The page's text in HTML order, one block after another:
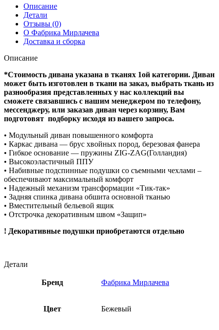
Описание
Детали
Отзывы (0)
О Фабрика Мирлачева
Доставка и сборка
Описание
*Стоимость дивана указана в тканях 1ой категории. Диван
может быть изготовлен в ткани на заказ, выбрать ткань из
разнообразия представленных у нас коллекций вы
сможете связавшись с нашим менеджером по телефону,
мессенджеру, или заказав диван через корзину, Вам
подготовят подборку исходя из вашего запроса.
• Модульный диван повышенного комфорта
• Каркас дивана — брус хвойных пород, березовая фанера
• Гибкое основание — пружины ZIG-ZAG(Голландия)
• Высокоэластичный ППУ
• Набивные подспинные подушки со съемными чехлами –
обеспечивают максимальный комфорт
• Надежный механизм трансформации «Тик-так»
• Задняя спинка дивана обшита основной тканью
• Вместительный бельевой ящик
• Отстрочка декоративным швом «Защип»
! Декоративные подушки приобретаются отдельно
Детали
Бренд Фабрика Мирлачева
Цвет Бежевый